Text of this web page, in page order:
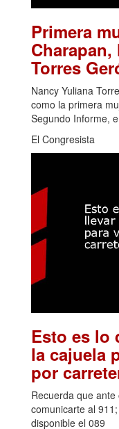
Primera
Charapan,
Torres
Nancy Yuliana
como la primera
Segundo Informe,
El Congresista
Esto es lo
la cajuela
por
Recuerda que
comunicarte al
disponible el 089